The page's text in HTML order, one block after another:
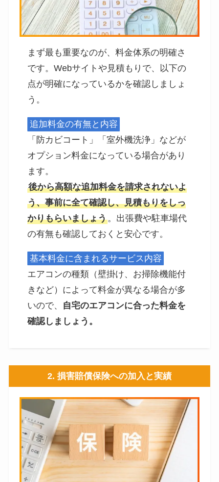
まず最も重要なのが、料金体系の明確さ
です。Webサイトや見積もりで、以下の
点が明確になっているかを確認しましょ
う。
追加料金の有無と内容
「防カビコート」「室外機洗浄」などが
オプション料金になっている場合があり
ます。
後から高額な追加料金を請求されないよ
う、事前に全て確認し、見積もりをしっ
かりもらいましょう。出張費や駐車場代
の有無も確認しておくと安心です。
基本料金に含まれるサービス内容
エアコンの種類（壁掛け、お掃除機能付
きなど）によって料金が異なる場合が多
いので、 自宅のエアコンに合った料金を
確認しましょう。
2. 損害賠償保険への加入と実績